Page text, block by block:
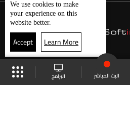
البث المباشر البرامج
We use cookies to make
your experience on this
website better.
Accept Learn More
الجدول البث المباشر